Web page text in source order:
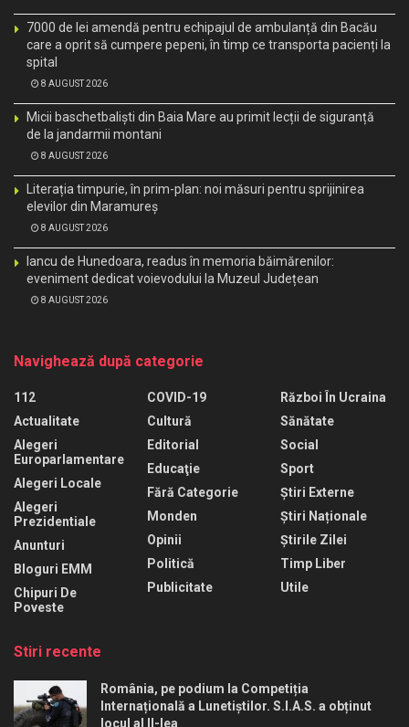
7000 de lei amendă pentru echipajul de ambulanță din Bacău
care a oprit să cumpere pepeni, în timp ce transporta pacienți la
spital
8 AUGUST 2026
Micii baschetbaliști din Baia Mare au primit lecții de siguranță
de la jandarmii montani
8 AUGUST 2026
Literația timpurie, în prim-plan: noi măsuri pentru sprijinirea
elevilor din Maramureș
8 AUGUST 2026
Iancu de Hunedoara, readus în memoria băimărenilor:
eveniment dedicat voievodului la Muzeul Județean
8 AUGUST 2026
Navighează după categorie
112
Actualitate
Alegeri
Europarlamentare
Alegeri Locale
Alegeri
Prezidentiale
Anunturi
Bloguri EMM
Chipuri De
Poveste
COVID-19
Cultură
Editorial
Educaţie
Fără Categorie
Monden
Opinii
Politică
Publicitate
Război În Ucraina
Sănătate
Social
Sport
Știri Externe
Știri Naționale
Știrile Zilei
Timp Liber
Utile
Stiri recente
România, pe podium la Competiția
Internațională a Lunetiștilor. S.I.A.S. a obținut
locul al II-lea